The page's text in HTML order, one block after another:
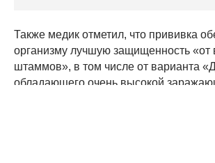
Также медик отметил, что прививка
организму лучшую защищенность «от
штаммов», в том числе от варианта
обладающего очень высокой